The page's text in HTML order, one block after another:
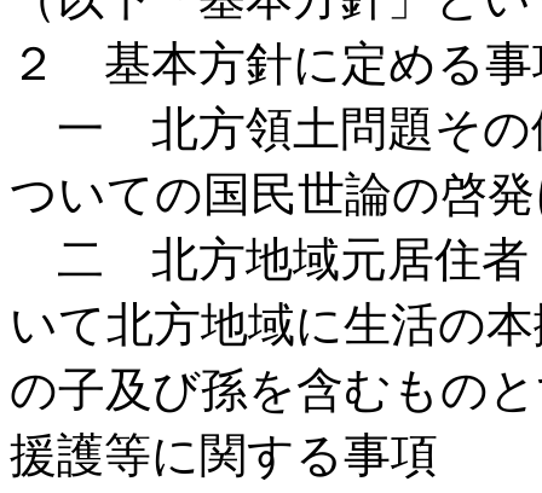
２ 基本方針に定める
一 北方領土問題その
ついての国民世論の啓
二 北方地域元居住者
いて北方地域に生活の
の子及び孫を含むもの
援護等に関する事項